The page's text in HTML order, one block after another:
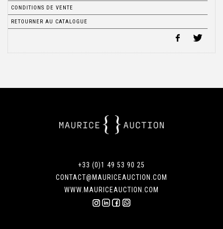
CONDITIONS DE VENTE
RETOURNER AU CATALOGUE
+33 (0)1 49 53 90 25
CONTACT@MAURICEAUCTION.COM
WWW.MAURICEAUCTION.COM